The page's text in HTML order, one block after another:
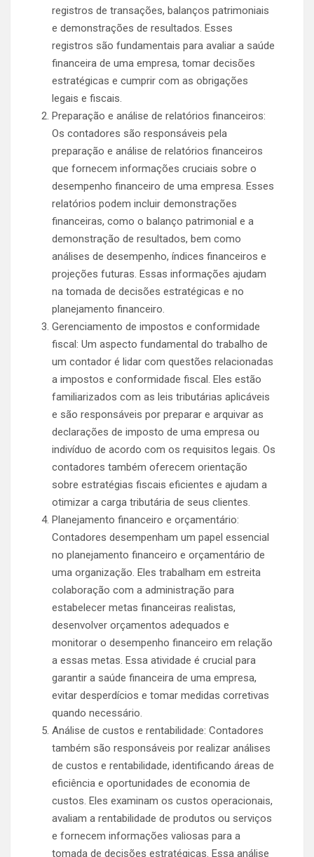
registros de transações, balanços patrimoniais
e demonstrações de resultados. Esses
registros são fundamentais para avaliar a saúde
financeira de uma empresa, tomar decisões
estratégicas e cumprir com as obrigações
legais e fiscais.
Preparação e análise de relatórios financeiros:
Os contadores são responsáveis pela
preparação e análise de relatórios financeiros
que fornecem informações cruciais sobre o
desempenho financeiro de uma empresa. Esses
relatórios podem incluir demonstrações
financeiras, como o balanço patrimonial e a
demonstração de resultados, bem como
análises de desempenho, índices financeiros e
projeções futuras. Essas informações ajudam
na tomada de decisões estratégicas e no
planejamento financeiro.
Gerenciamento de impostos e conformidade
fiscal: Um aspecto fundamental do trabalho de
um contador é lidar com questões relacionadas
a impostos e conformidade fiscal. Eles estão
familiarizados com as leis tributárias aplicáveis
e são responsáveis por preparar e arquivar as
declarações de imposto de uma empresa ou
indivíduo de acordo com os requisitos legais. Os
contadores também oferecem orientação
sobre estratégias fiscais eficientes e ajudam a
otimizar a carga tributária de seus clientes.
Planejamento financeiro e orçamentário:
Contadores desempenham um papel essencial
no planejamento financeiro e orçamentário de
uma organização. Eles trabalham em estreita
colaboração com a administração para
estabelecer metas financeiras realistas,
desenvolver orçamentos adequados e
monitorar o desempenho financeiro em relação
a essas metas. Essa atividade é crucial para
garantir a saúde financeira de uma empresa,
evitar desperdícios e tomar medidas corretivas
quando necessário.
Análise de custos e rentabilidade: Contadores
também são responsáveis por realizar análises
de custos e rentabilidade, identificando áreas de
eficiência e oportunidades de economia de
custos. Eles examinam os custos operacionais,
avaliam a rentabilidade de produtos ou serviços
e fornecem informações valiosas para a
tomada de decisões estratégicas. Essa análise